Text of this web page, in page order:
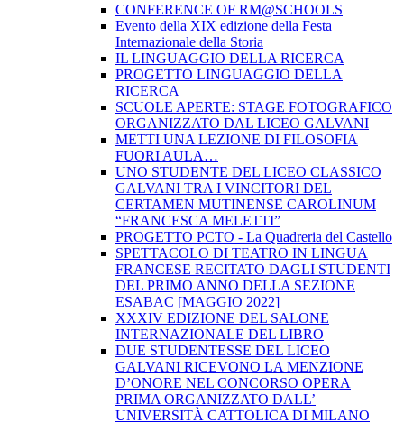
CONFERENCE OF RM@SCHOOLS
Evento della XIX edizione della Festa
Internazionale della Storia
IL LINGUAGGIO DELLA RICERCA
PROGETTO LINGUAGGIO DELLA
RICERCA
SCUOLE APERTE: STAGE FOTOGRAFICO
ORGANIZZATO DAL LICEO GALVANI
METTI UNA LEZIONE DI FILOSOFIA
FUORI AULA…
UNO STUDENTE DEL LICEO CLASSICO
GALVANI TRA I VINCITORI DEL
CERTAMEN MUTINENSE CAROLINUM
“FRANCESCA MELETTI”
PROGETTO PCTO - La Quadreria del Castello
SPETTACOLO DI TEATRO IN LINGUA
FRANCESE RECITATO DAGLI STUDENTI
DEL PRIMO ANNO DELLA SEZIONE
ESABAC [MAGGIO 2022]
XXXIV EDIZIONE DEL SALONE
INTERNAZIONALE DEL LIBRO
DUE STUDENTESSE DEL LICEO
GALVANI RICEVONO LA MENZIONE
D’ONORE NEL CONCORSO OPERA
PRIMA ORGANIZZATO DALL’
UNIVERSITÀ CATTOLICA DI MILANO